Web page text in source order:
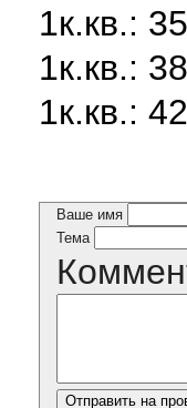
1к.кв.:
1к.кв.:
1к.кв.:
Ваше имя
Тема